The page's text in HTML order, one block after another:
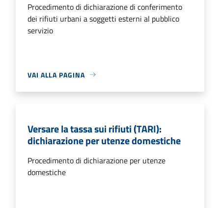
Procedimento di dichiarazione di conferimento
dei rifiuti urbani a soggetti esterni al pubblico
servizio
VAI ALLA PAGINA
Versare la tassa sui rifiuti (TARI):
dichiarazione per utenze domestiche
Procedimento di dichiarazione per utenze
domestiche